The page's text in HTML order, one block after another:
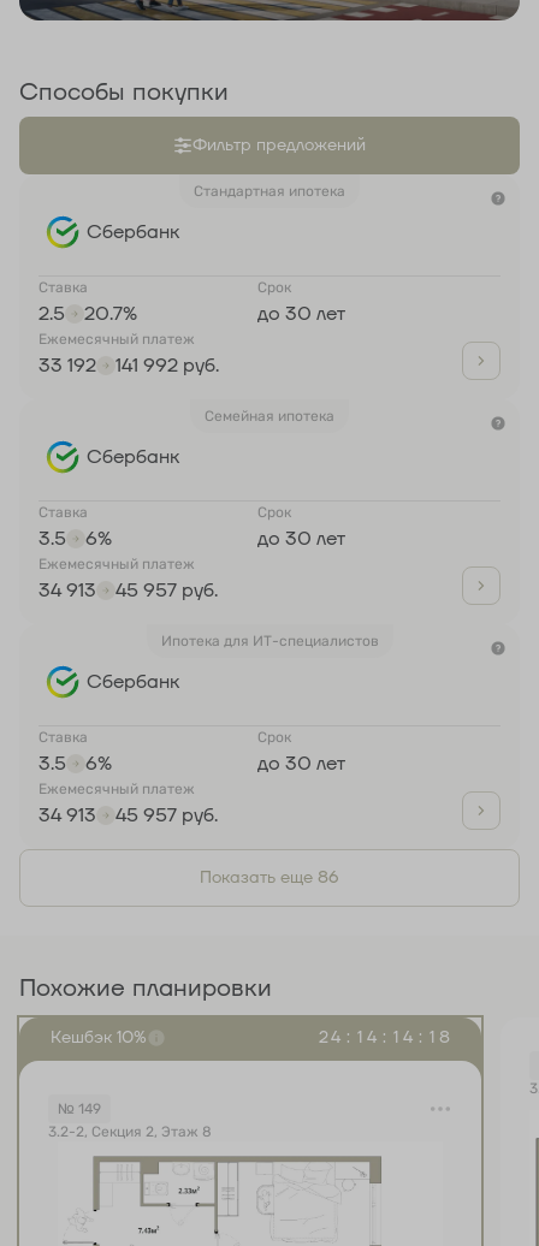
Способы покупки
Фильтр предложений
Стандартная ипотека
Сбербанк
Ставка
2.5 20.7%
Срок
до 30 лет
Ежемесячный платеж
33 192 141 992 руб.
Семейная ипотека
Сбербанк
Ставка
3.5 6%
Срок
до 30 лет
Ежемесячный платеж
34 913 45 957 руб.
Ипотека для ИТ-специалистов
Сбербанк
Ставка
3.5 6%
Срок
до 30 лет
Ежемесячный платеж
34 913 45 957 руб.
Показать еще 86
Похожие планировки
Кешбэк 10% 24 : 1 4 : 1 4 : 1 8
№ 149
3.2-2, Секция 2, Этаж 8